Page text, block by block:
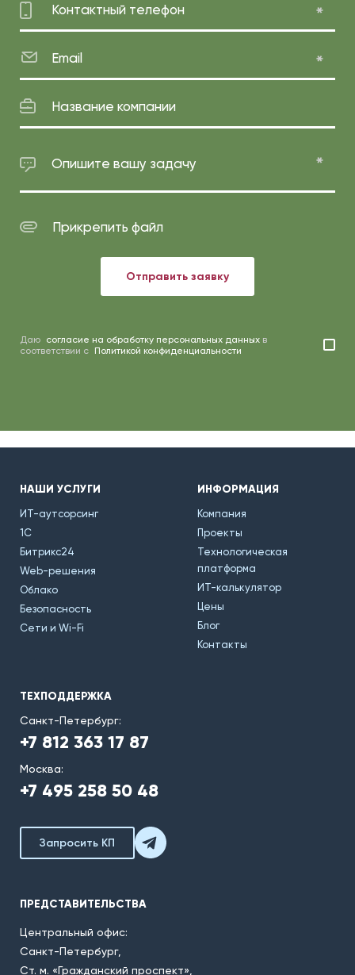
Контактный телефон
Email
Название компании
Опишите вашу задачу
Прикрепить файл
Отправить заявку
Даю согласие на обработку персональных данных в
соответствии с Политикой конфиденциальности
НАШИ УСЛУГИ
ИТ-аутсорсинг
1С
Битрикс24
Web-решения
Облако
Безопасность
Сети и Wi-Fi
ИНФОРМАЦИЯ
Компания
Проекты
Технологическая
платформа
ИТ-калькулятор
Цены
Блог
Контакты
ТЕХПОДДЕРЖКА
Санкт-Петербург:
+7 812 363 17 87
Москва:
+7 495 258 50 48
Запросить КП
ПРЕДСТАВИТЕЛЬСТВА
Центральный офис:
Санкт-Петербург,
Ст. м. «Гражданский проспект»,